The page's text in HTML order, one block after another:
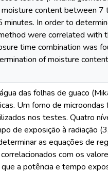
moisture content between
In order to
were correlated with
time combination was
of moisture content
das folhas de guaco
Um forno de microondas
nos testes. Quatro
de exposição à radiação
as equações de
com os
a potência e tempo